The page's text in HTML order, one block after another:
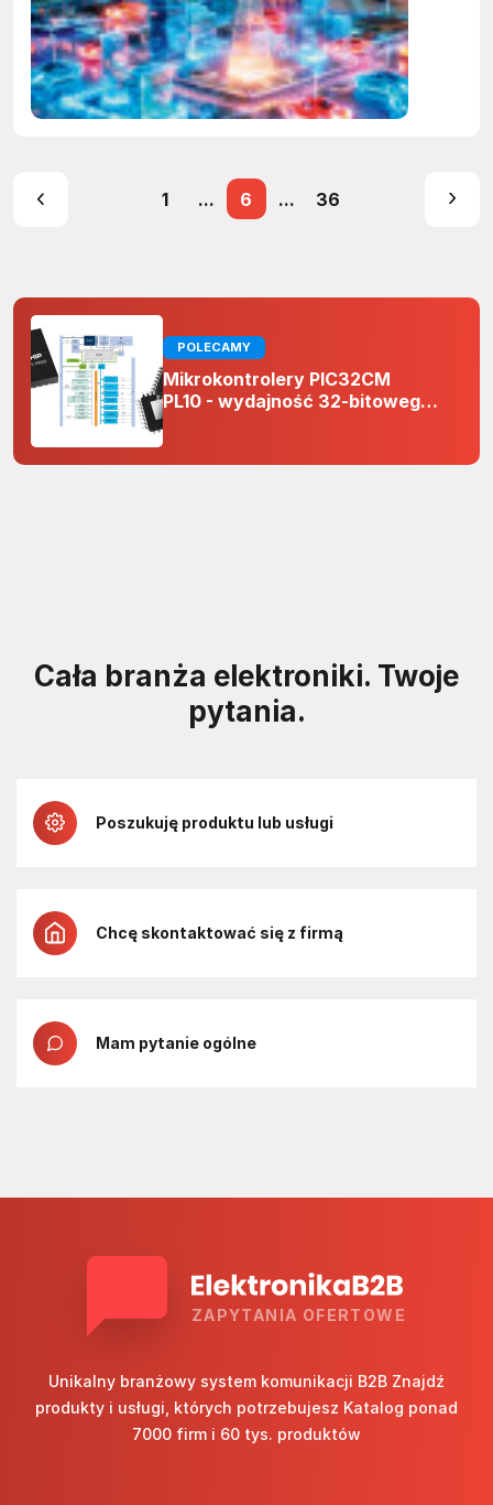
1 ... 6 ... 36
POLECAMY
Mikrokontrolery PIC32CM
PL10 - wydajność 32-bitowego
projektach 5 V
Cała branża elektroniki. Twoje
pytania.
Poszukuję produktu lub usługi
Chcę skontaktować się z firmą
Mam pytanie ogólne
ZAPYTANIA OFERTOWE
Unikalny branżowy system komunikacji B2B Znajdź
produkty i usługi, których potrzebujesz Katalog ponad
7000 firm i 60 tys. produktów